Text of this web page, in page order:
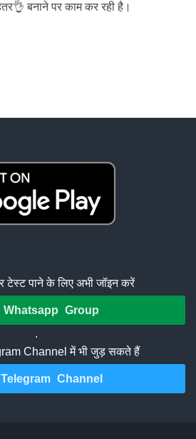
बनाने पर काम कर रही है।
टेस्ट पाने के लिए अभी जॉइन करें
Group
.
Channel में भी जुड़ सकते हैं
Channel